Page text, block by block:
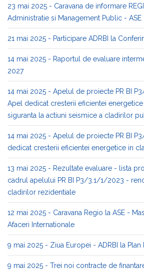
23 mai 2025 - Caravana de informare
Administratie si Management Public - ASE
21 mai 2025 - Participare ADRBI la
14 mai 2025 - Raportul de evaluare
2027
14 mai 2025 - Apelul de proiecte PR BI
Apel dedicat cresterii eficientei
siguranta la actiuni seismice a cladirilor
14 mai 2025 - Apelul de proiecte PR BI
dedicat cresterii eficientei energetice in
13 mai 2025 - Rezultate evaluare - lista
cadrul apelului PR BI P3/3.1/1/2023 -
cladirilor rezidentiale
12 mai 2025 - Caravana Regio la ASE -
Afaceri Internationale
9 mai 2025 - Ziua Europei - ADRBI la Plan
9 mai 2025 - Trei noi contracte de